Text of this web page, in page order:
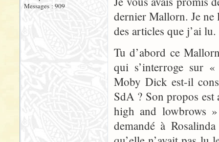
Messages : 909
dernier Mallorn. Je ne
des articles que j’ai lu.
Tu d’abord ce
qui s’interroge sur
Moby Dick est-il
SdA ? Son propos est
high and lowbrows
demandé à